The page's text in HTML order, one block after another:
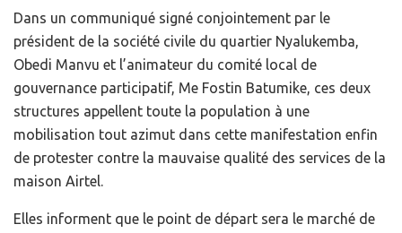
Dans un communiqué signé conjointement par le
président de la société civile du quartier Nyalukemba,
Obedi Manvu et l’animateur du comité local de
gouvernance participatif, Me Fostin Batumike, ces deux
structures appellent toute la population à une
mobilisation tout azimut dans cette manifestation enfin
de protester contre la mauvaise qualité des services de la
maison Airtel.
Elles informent que le point de départ sera le marché de